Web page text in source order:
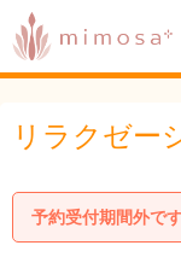
リラクゼー
予約受付期間外で